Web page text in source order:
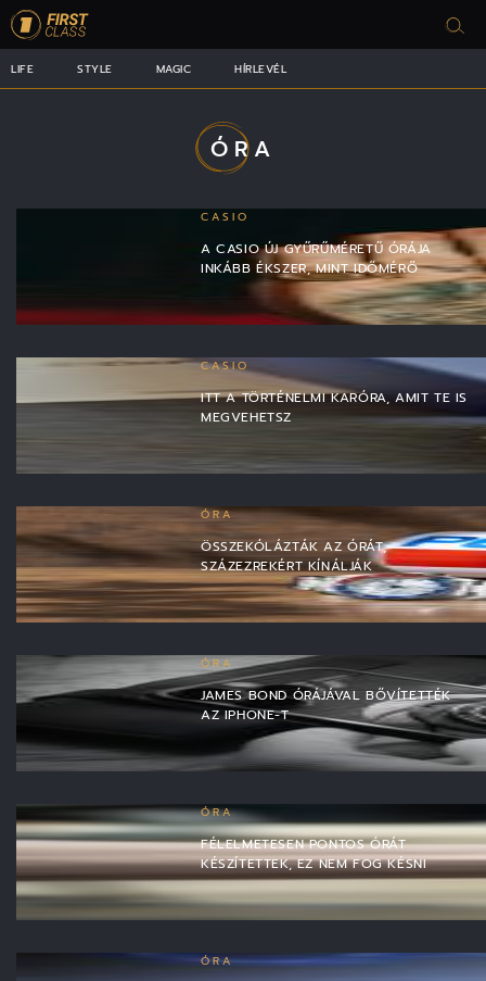
LIFE STYLE MAGIC HÍRLEVÉL
ÓRA
CASIO
A CASIO ÚJ GYŰRŰMÉRETŰ ÓRÁJA
INKÁBB ÉKSZER, MINT IDŐMÉRŐ
CASIO
ITT A TÖRTÉNELMI KARÓRA, AMIT TE IS
MEGVEHETSZ
ÓRA
ÖSSZEKÓLÁZTÁK AZ ÓRÁT,
SZÁZEZREKÉRT KÍNÁLJÁK
ÓRA
JAMES BOND ÓRÁJÁVAL BŐVÍTETTÉK
AZ IPHONE-T
ÓRA
FÉLELMETESEN PONTOS ÓRÁT
KÉSZÍTETTEK, EZ NEM FOG KÉSNI
ÓRA